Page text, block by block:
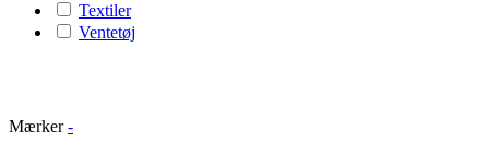
Textiler
Ventetøj
Mærker -